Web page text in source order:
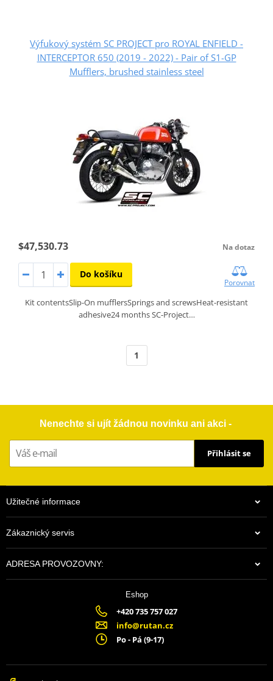
Výfukový systém SC PROJECT pro ROYAL ENFIELD -
INTERCEPTOR 650 (2019 - 2022) - Pair of S1-GP
Mufflers, brushed stainless steel
$47,530.73 Na dotaz
Do košíku
Porovnat
Kit contentsSlip-On mufflersSprings and screwsHeat-resistant
adhesive24 months SC-Project…
1
Nenechte si ujít žádnou novinku ani akci -
Přihlásit se
Užitečné informace
Zákaznický servis
ADRESA PROVOZOVNY:
Eshop
+420 735 757 027
info@rutan.cz
Po - Pá (9-17)